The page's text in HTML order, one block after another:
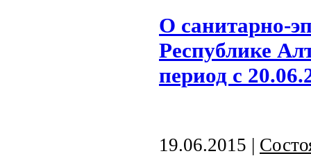
О санитарно-
Республике
период с
19.06.2015 |